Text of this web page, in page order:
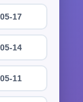
17
14
11